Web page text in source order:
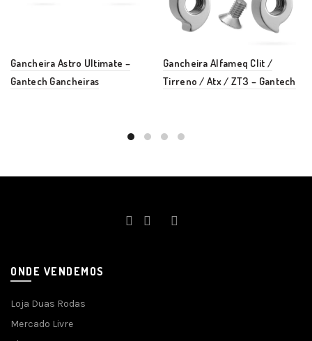
Gancheira Astro Ultimate –
Gantech Gancheiras
Gancheira Alfameq Clit /
Tirreno / Atx / ZT3 – Gantech
ONDE VENDEMOS
Loja Duas Rodas
Mercado Livre